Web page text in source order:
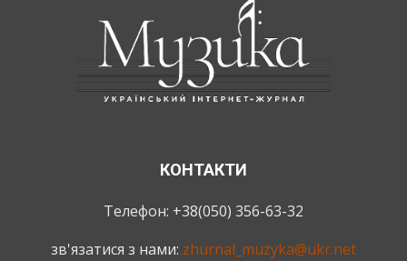
КОНТАКТИ
Телефон: +38(050) 356-63-32
зв'язатися з нами: zhurnal_muzyka@ukr.net